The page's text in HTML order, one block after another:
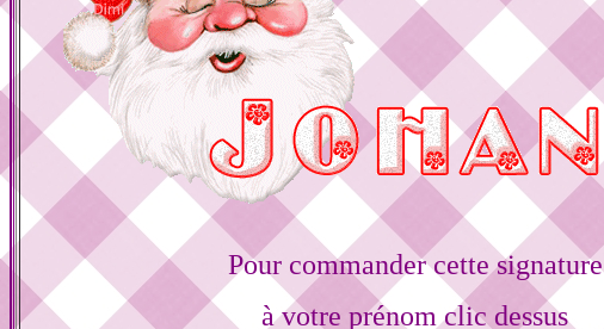
Pour commander cette signature
à votre prénom clic dessus